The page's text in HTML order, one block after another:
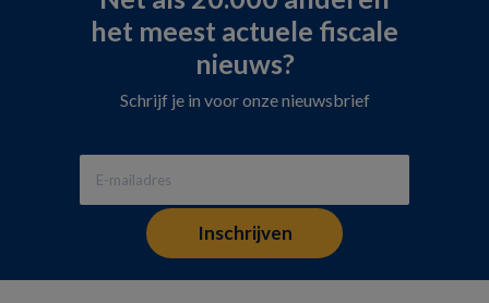
het meest actuele fiscale
nieuws?
Schrijf je in voor onze nieuwsbrief